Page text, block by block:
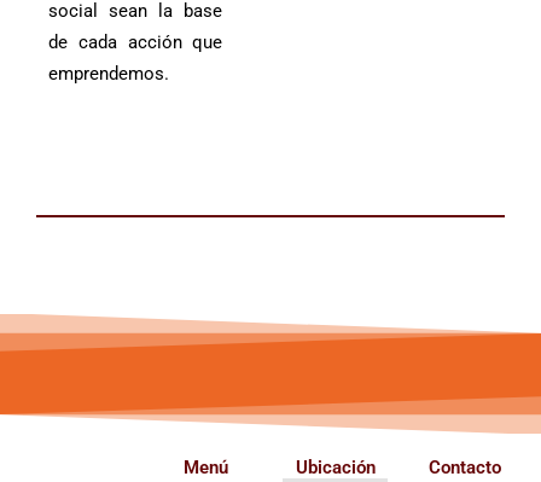
social sean la base
de cada acción que
emprendemos.
Menú Ubicación
Contacto